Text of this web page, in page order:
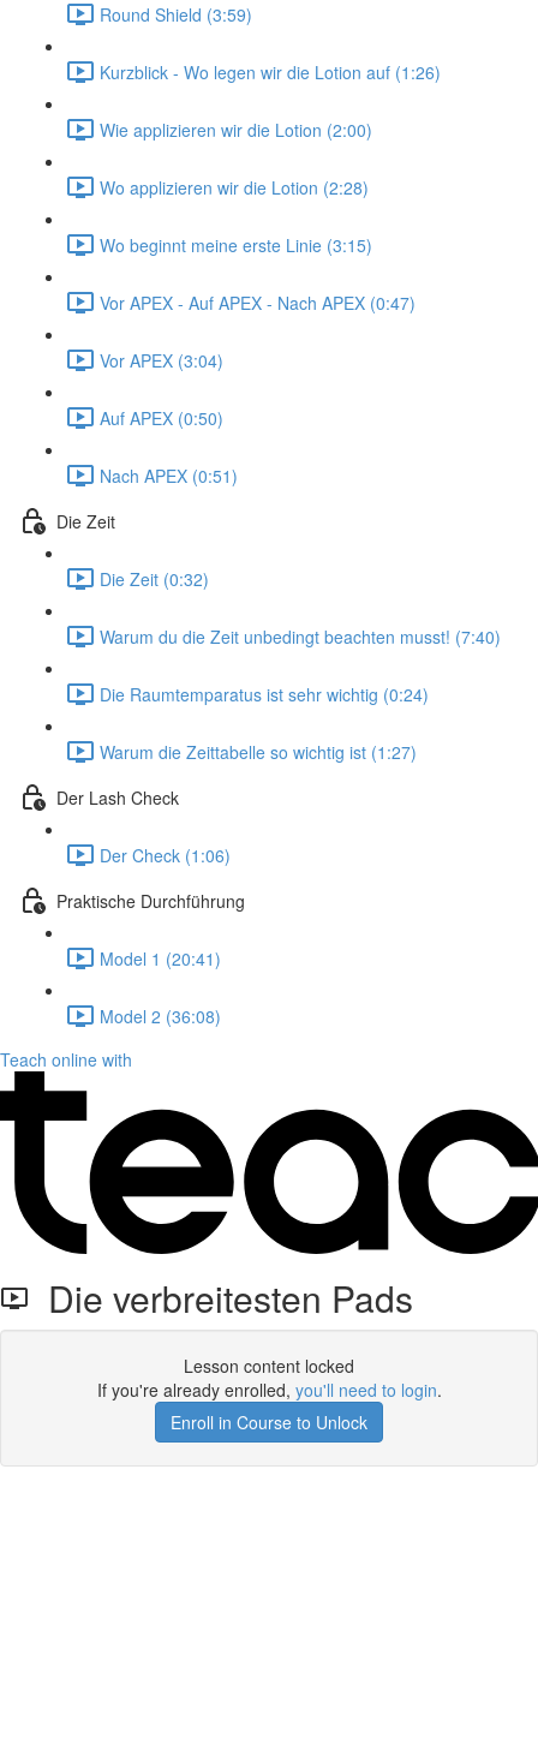
Round Shield (3:59)
Kurzblick - Wo legen wir die Lotion auf (1:26)
Wie applizieren wir die Lotion (2:00)
Wo applizieren wir die Lotion (2:28)
Wo beginnt meine erste Linie (3:15)
Vor APEX - Auf APEX - Nach APEX (0:47)
Vor APEX (3:04)
Auf APEX (0:50)
Nach APEX (0:51)
Die Zeit
Die Zeit (0:32)
Warum du die Zeit unbedingt beachten musst! (7:40)
Die Raumtemparatus ist sehr wichtig (0:24)
Warum die Zeittabelle so wichtig ist (1:27)
Der Lash Check
Der Check (1:06)
Praktische Durchführung
Model 1 (20:41)
Model 2 (36:08)
Teach online with
Die verbreitesten Pads
Lesson content locked
If you're already enrolled, you'll need to login.
Enroll in Course to Unlock